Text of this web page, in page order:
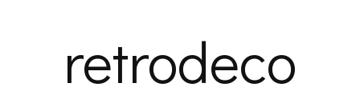
retrodeco